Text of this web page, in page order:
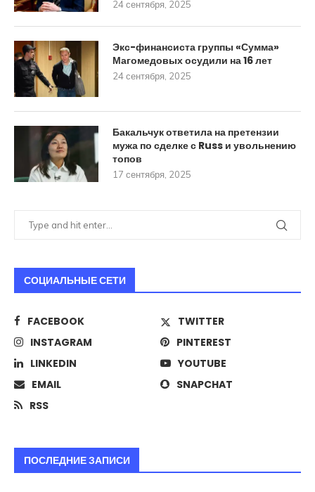
24 сентября, 2025
Экс-финансиста группы «Сумма»
Магомедовых осудили на 16 лет
24 сентября, 2025
Бакальчук ответила на претензии
мужа по сделке с Russ и увольнению
топов
17 сентября, 2025
СОЦИАЛЬНЫЕ СЕТИ
FACEBOOK
TWITTER
INSTAGRAM
PINTEREST
LINKEDIN
YOUTUBE
EMAIL
SNAPCHAT
RSS
ПОСЛЕДНИЕ ЗАПИСИ